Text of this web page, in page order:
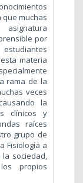
muchas
por
materia
rama de la
veces
la
clínicos y
raíces
grupo de
Fisiología a
la sociedad,
propios